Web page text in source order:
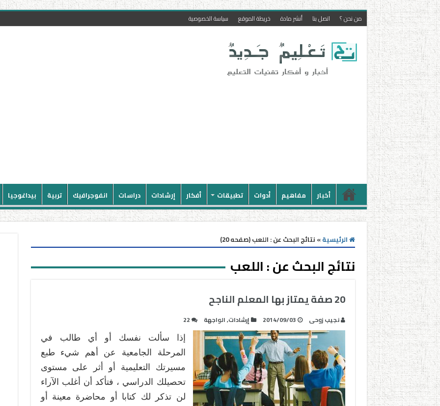
من نحن ؟ اتصل بنا أنشر مادة خريطة الموقع سياسة الخصوصية
أخبار مفاهيم أدوات تطبيقات أفكار إرشادات دراسات انفوجرافيك تربية بيداغوجيا
الرئيسية» نتائج البحث عن : اللعب (صفحه 20)
نتائج البحث عن :اللعب
20 صفة يمتاز بها المعلم الناجح
نجيب زوحى 2014/09/03 إرشادات,الواجهة 22
إذا سألت نفسك أو أي طالب في
المرحلة الجامعية عن أهم شيء طبع
مسيرتك التعليمية أو أثر على مستوى
تحصيلك الدراسي ، فتأكد أن أغلب الآراء
لن تذكر لك كتابا أو محاضرة معينة أو